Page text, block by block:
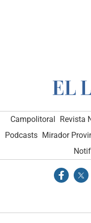
Campolitoral Revista
Podcasts Mirador